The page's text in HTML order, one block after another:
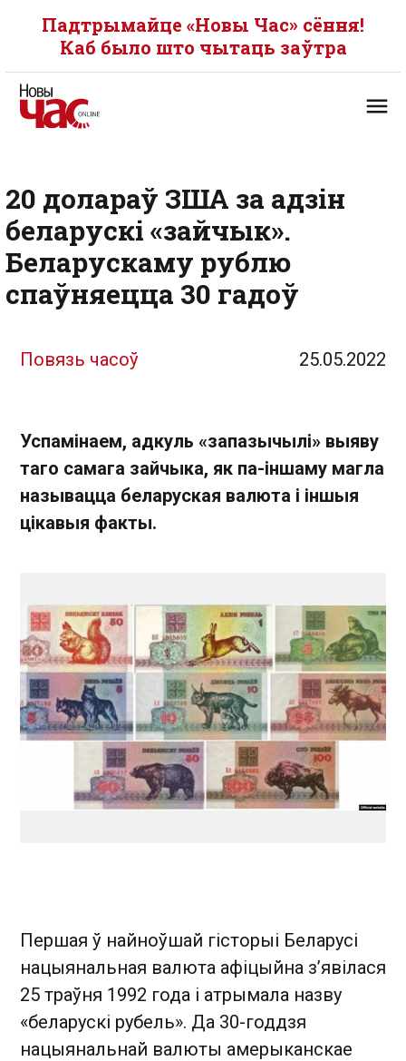
Падтрымайце «Новы Час» сёння!
Каб было што чытаць заўтра
20 долараў ЗША за адзін
беларускі «зайчык».
Беларускаму рублю
спаўняецца 30 гадоў
Повязь часоў 25.05.2022
Успамінаем, адкуль «запазычылі» выяву
таго самага зайчыка, як па-іншаму магла
называцца беларуская валюта і іншыя
цікавыя факты.
Першая ў найноўшай гісторыі Беларусі
нацыянальная валюта афіцыйна з’явілася
25 траўня 1992 года і атрымала назву
«беларускі рубель». Да 30-годдзя
нацыянальнай валюты амерыканскае